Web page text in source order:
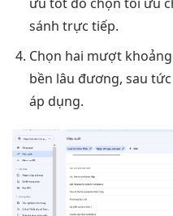
sánh trực tiếp.
Chọn hai mượt
bền lâu đương, sau
áp dụng.